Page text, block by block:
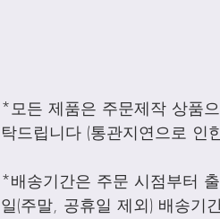
*모든 제품은 주문제작 상품
탁드립니다 (통관지연으로 인
*배송기간은 주문 시점부터
일(주말, 공휴일 제외) 배송기